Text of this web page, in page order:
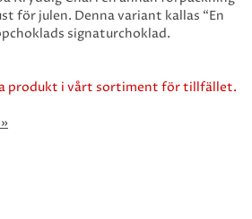
för julen. Denna variant kallas “En
signaturchoklad.
produkt i vårt sortiment för tillfället.